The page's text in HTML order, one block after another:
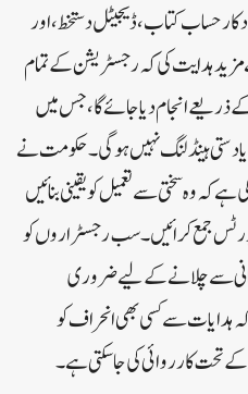
حساب کتاب، ڈیجیٹل دستخط، اور
ہدایت کی کہ رجسٹریشن کے تمام
ذریعے انجام دیا جائے گا، جس میں
دستی ہینڈلنگ نہیں ہوگی۔حکومت نے
کہ وہ سختی سے تعمیل کو یقینی بنائیں
جمع کرائیں۔ سب رجسٹراروں کو
سے چلانے کے لیے ضروری
کہ ہدایات سے کسی بھی انحراف کو
کے تحت کارروائی کی جا سکتی ہے۔